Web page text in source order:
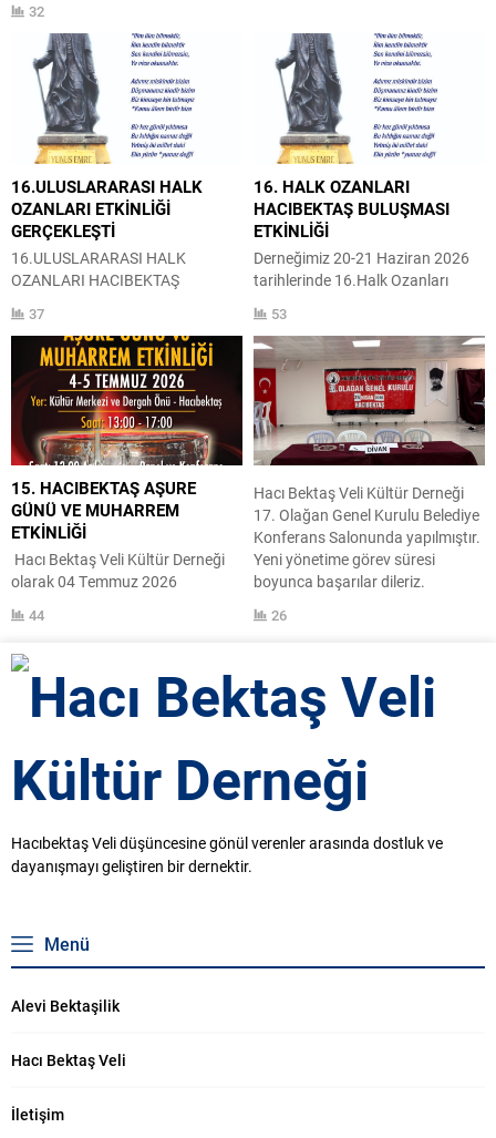
CANLARIMIZA TEŞEKKÜR
EDİYORUZ. Nazmiye TEZCAN
Zekiye ANIL Kamber ÖZCİVAN
Bektaş KIRŞEHİRLİ Necla ÇETİN
Tülin KIRBIYIK Necdet
AKPINARLI İsmet – Güllü
KARABACAK Nihayet KILIÇ Ümit
KARAKAYA
32
16.ULUSLARARASI HALK
OZANLARI ETKİNLİĞİ
GERÇEKLEŞTİ
16.ULUSLARARASI HALK
OZANLARI HACIBEKTAŞ
KONU BAŞLIĞIYLA
GERÇEKLEŞTİRDİK 20-21
Haziran 2026 tarihleri arasında
düzenlediğimiz ‘Yunus Emre’
16.Uluslararası Halk Ozanları
Hacıbektaş Buluşması
Etkinliğimizi tamamladık
etkinliğimiz iki bölümden
oluşmuştur. 1.bölüm gündüz
programı 3 oturumluk
sempozyum
2. Bölüm gece programı halk
konseri Gündüz programımız
saat 12.30 da sunucumuz Ceren
37
16. HALK OZANLARI
HACIBEKTAŞ BULUŞMASI
ETKİNLİĞİ
Derneğimiz 20-21 Haziran 2026
tarihlerinde 16.Halk Ozanları
gerçekleştirecektir. Uluslararası
düzeyde organize ettiğimiz bu
etkinlik Balkanlardan Orta
Asya’ya kadar olan coğrafyada
Halk Ozanlığı (Aşıklık) geleneğinin
işleneceği bir etkinlik olacaktır ve
sempozyum ana temesı ‘YUNUS
oturumlu sempozyum ve gece
programı düzenlenmiştir.
Sempozyuma Hindistan,
Azerbaycan, Özbekistan,...
53
15. HACIBEKTAŞ AŞURE
GÜNÜ VE MUHARREM
ETKİNLİĞİ
Hacı Bektaş Veli Kültür Derneği
olarak 04 Temmuz 2026
Bektaş Veli Kültür Merkezinde
15.00’da Hacı Bektaş Veli Dergahı
Önünde Aşure dağıtımı
gerçekleştirilecektir. 15.
Muharrem Etkinliği Programımıza
Tüm Canları Bekleriz. Hacı Bektaş
Veli Kültür Derneği Yönetim
44
Hacı Bektaş Veli Kültür Derneği
17. Olağan Genel Kurulu Belediye
Konferans Salonunda yapılmıştır.
Yeni yönetime görev süresi
boyunca başarılar dileriz.
ALİ KAİM CHP HACIBEKTAŞ İLÇE
BEKTAŞ VELİ KÜLTÜR DERNEĞİ
BAŞKANI MUSTAFA ÖZCİVAN
HACI BEKTAŞ VELİ KÜLTÜR
26
Hacıbektaş Veli düşüncesine gönül verenler arasında dostluk ve
dayanışmayı geliştiren bir dernektir.
Menü
Alevi Bektaşilik
Hacı Bektaş Veli
İletişim